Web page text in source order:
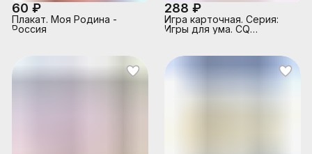
60 ₽
Плакат. Моя Родина -
Россия
288 ₽
Игра карточная. Серия:
Игры для ума. CQ